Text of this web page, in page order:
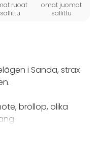
ruoat
sallittu
omat juomat
sallittu
i Sanda, strax
bröllop, olika